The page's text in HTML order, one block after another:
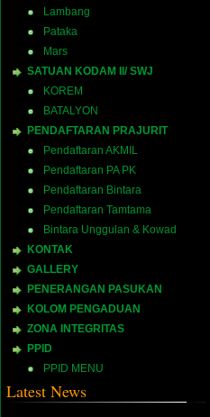
Lambang
Pataka
Mars
SATUAN KODAM II/ SWJ
KOREM
BATALYON
PENDAFTARAN PRAJURIT
Pendaftaran AKMIL
Pendaftaran PA PK
Pendaftaran Bintara
Pendaftaran Tamtama
Bintara Unggulan & Kowad
KONTAK
GALLERY
PENERANGAN PASUKAN
KOLOM PENGADUAN
ZONA INTEGRITAS
PPID
PPID MENU
Latest News